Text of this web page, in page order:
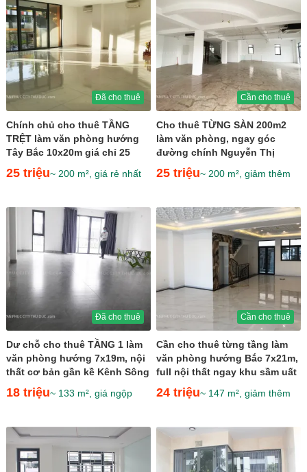
Đã cho thuê
Chính chủ cho thuê TẦNG
TRỆT làm văn phòng hướng
Tây Bắc 10x20m giá chỉ 25
25 triệu~ 200 m², giá rẻ nhất
Cần cho thuê
Cho thuê TỪNG SÀN 200m2
làm văn phòng, ngay góc
đường chính Nguyễn Thị
Nhung giá chỉ 25tr
25 triệu~ 200 m², giảm thêm
Đã cho thuê
Dư chỗ cho thuê TẦNG 1 làm
văn phòng hướng 7x19m, nội
thất cơ bản gần kề Kênh Sông
Trăng giá 18 triệu
18 triệu~ 133 m², giá ngộp
Cần cho thuê
Cần cho thuê từng tầng làm
văn phòng hướng Bắc 7x21m,
full nội thất ngay khu sầm uất
giá 24 triệu
24 triệu~ 147 m², giảm thêm